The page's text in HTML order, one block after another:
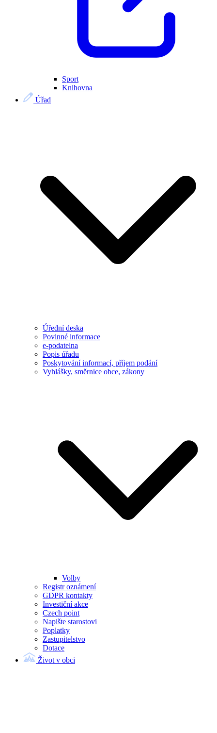
Sport
Knihovna
Úřad
Úřední deska
Povinné informace
e-podatelna
Popis úřadu
Poskytování informací, příjem podání
Vyhlášky, směrnice obce, zákony
Volby
Registr oznámení
GDPR kontakty
Investiční akce
Czech point
Napište starostovi
Poplatky
Zastupitelstvo
Dotace
Život v obci